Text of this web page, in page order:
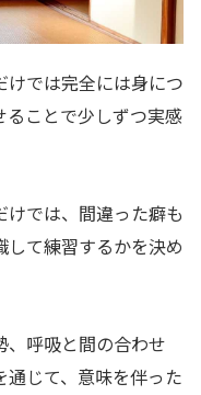
けでは完全には身につ
ことで少しずつ実感
では、間違った癖も
て練習するかを決め
、呼吸と間の合わせ
じて、意味を伴った